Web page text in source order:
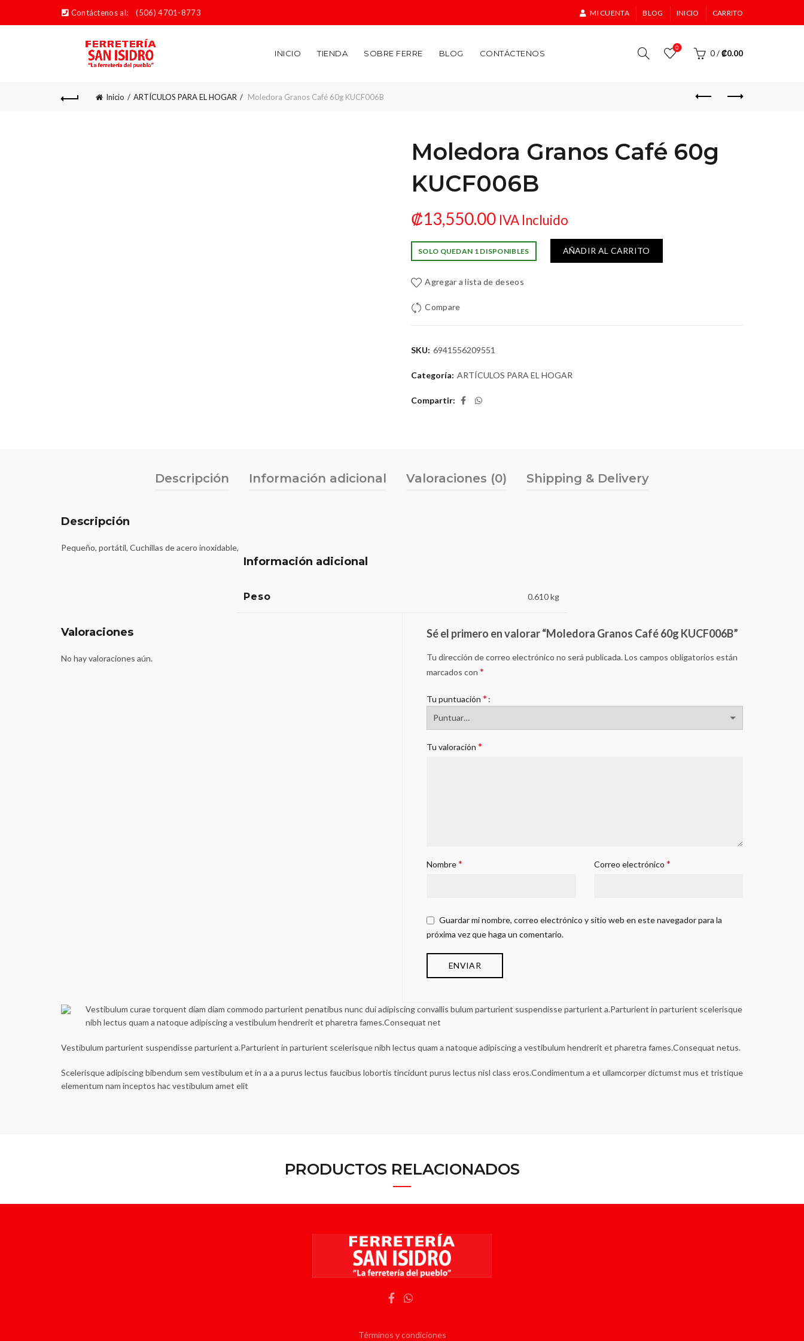
Contáctenos al: (506) 4701-8773 MI CUENTA BLOG INICIO CARRITO
INICIO TIENDA SOBRE FERRE BLOG CONTÁCTENOS
0
0/₡0.00
Inicio ARTÍCULOS PARA EL HOGAR Moledora Granos Café 60g KUCF006B
Moledora Granos Café 60g
KUCF006B
₡13,550.00 IVA Incluido
SOLO QUEDAN 1 DISPONIBLES AÑADIR AL CARRITO
Agregar a lista de deseos
Compare
SKU: 6941556209551
Categoría: ARTÍCULOS PARA EL HOGAR
Compartir
Descripción Información adicional Valoraciones (0) Shipping & Delivery
Descripción
Pequeño, portátil, Cuchillas de acero inoxidable,
Información adicional
Peso 0.610 kg
Valoraciones
No hay valoraciones aún.
Sé el primero en valorar “Moledora Granos Café 60g KUCF006B”
Tu dirección de correo electrónico no será publicada.Los campos obligatorios están
marcados con *
Tu puntuación *
Tu valoración *
Nombre* Correo electrónico *
Guardar mi nombre, correo electrónico y sitio web en este navegador para la
próxima vez que haga un comentario.
Vestibulum curae torquent diam diam commodo parturient penatibus nunc dui adipiscing convallis bulum parturient suspendisse parturient a.Parturient in parturient scelerisque
nibh lectus quam a natoque adipiscing a vestibulum hendrerit et pharetra fames.Consequat net
Vestibulum parturient suspendisse parturient a.Parturient in parturient scelerisque nibh lectus quam a natoque adipiscing a vestibulum hendrerit et pharetra fames.Consequat netus.
Scelerisque adipiscing bibendum sem vestibulum et in a a a purus lectus faucibus lobortis tincidunt purus lectus nisl class eros.Condimentum a et ullamcorper dictumst mus et tristique
elementum nam inceptos hac vestibulum amet elit
PRODUCTOS RELACIONADOS
Términos y condiciones